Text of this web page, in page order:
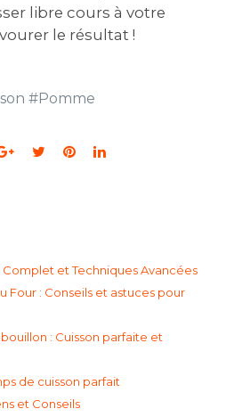
libre cours à votre
le résultat !
#Pomme
Complet et Techniques Avancées
Four : Conseils et astuces pour
: Cuisson parfaite et
de cuisson parfait
et Conseils